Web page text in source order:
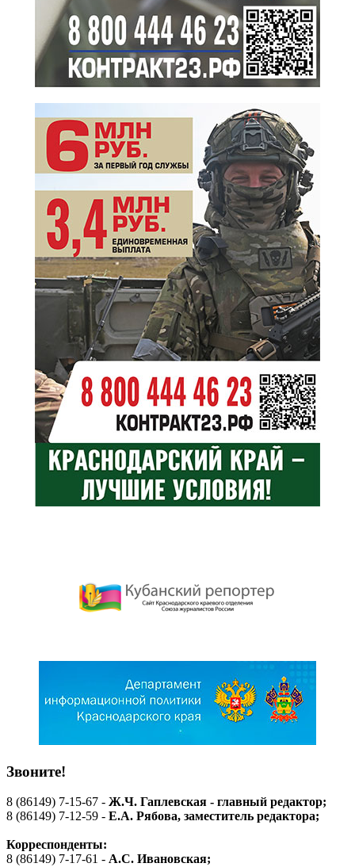
Звоните!
8 (86149) 7-15-67 - Ж.Ч. Гаплевская - главный редактор;
8 (86149) 7-12-59 - Е.А. Рябова, заместитель редактора;
Корреспонденты:
8 (86149) 7-17-61 - А.С. Ивановская;